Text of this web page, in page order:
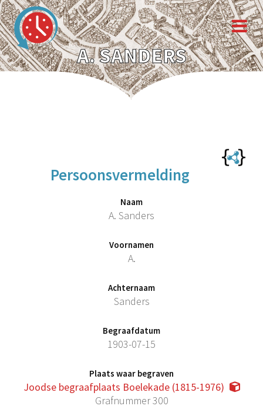
A. SANDERS
Persoonsvermelding
Naam
A. Sanders
Voornamen
A.
Achternaam
Sanders
Begraafdatum
1903-07-15
Plaats waar begraven
Joodse begraafplaats Boelekade (1815-1976)
Grafnummer 300